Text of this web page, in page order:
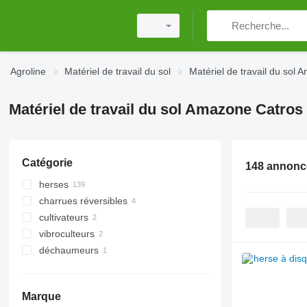
Agroline Matériel de travail du sol Matériel de travail du sol
Matériel de travail du sol Amazone Catros
Catégorie
herses
herses à disques
charrues réversibles
cultivateurs
vibroculteurs
déchaumeurs
Marque
148